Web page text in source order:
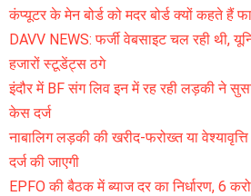
कंप्यूटर के मेन बोर्ड को मदर बोर्ड क्यों कहते हैं
DAVV NEWS: फर्जी वेबसाइट चल रही थी,
हजारों स्टूडेंट्स ठगे
इंदौर में BF संग लिव इन में रह रही लड़की ने
केस दर्ज
नाबालिग लड़की की खरीद-फरोख्त या
दर्ज की जाएगी
EPFO की बैठक में ब्याज दर का निर्धारण, 6